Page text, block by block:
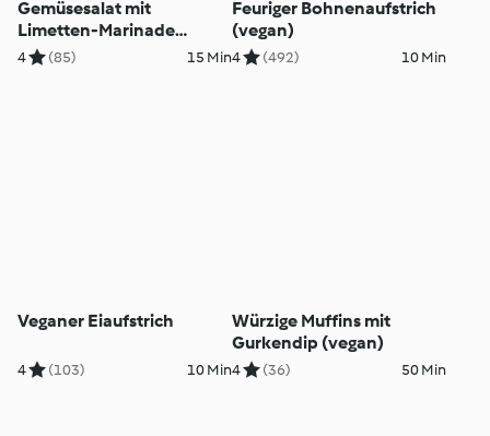
Gemüsesalat mit
Limetten-Marinade
(vegan)
4 (85) 15 Min
Feuriger Bohnenaufstrich
(vegan)
4 (492) 10 Min
Veganer Eiaufstrich
4 (103) 10 Min
Würzige Muffins mit
Gurkendip (vegan)
4 (36) 50 Min